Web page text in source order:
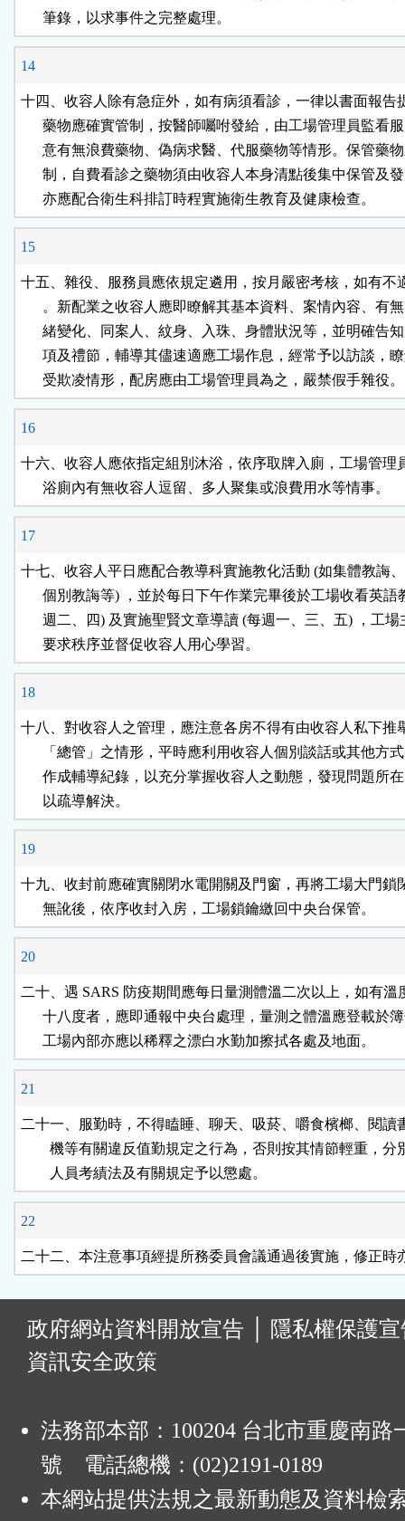
      筆錄，以求事件之完整處理。
14
十四、收容人除有急症外，如有病須看診，一律以書面報告
藥物應確實管制，按醫師囑咐發給，由工場管理員監看
意有無浪費藥物、偽病求醫、代服藥物等情形。保管藥
制，自費看診之藥物須由收容人本身清點後集中保管及
      亦應配合衛生科排訂時程實施衛生教育及健康檢查。
15
十五、雜役、服務員應依規定遴用，按月嚴密考核，如有不
。新配業之收容人應即瞭解其基本資料、案情內容、有
緒變化、同案人、紋身、入珠、身體狀況等，並明確告
項及禮節，輔導其儘速適應工場作息，經常予以訪談，
      受欺凌情形，配房應由工場管理員為之，嚴禁假手雜役。
16
十六、收容人應依指定組別沐浴，依序取牌入廁，工場管理
      浴廁內有無收容人逗留、多人聚集或浪費用水等情事。
17
十七、收容人平日應配合教導科實施教化活動 (如集體教誨
個別教誨等) ，並於每日下午作業完畢後於工場收看英語
週二、四) 及實施聖賢文章導讀 (每週一、三、五) ，工
      要求秩序並督促收容人用心學習。
18
十八、對收容人之管理，應注意各房不得有由收容人私下推
「總管」之情形，平時應利用收容人個別談話或其他方
作成輔導紀錄，以充分掌握收容人之動態，發現問題所
      以疏導解決。
19
十九、收封前應確實關閉水電開關及門窗，再將工場大門鎖
      無訛後，依序收封入房，工場鎖鑰繳回中央台保管。
20
二十、遇 SARS 防疫期間應每日量測體溫二次以上，如有溫
十八度者，應即通報中央台處理，量測之體溫應登載於
      工場內部亦應以稀釋之漂白水勤加擦拭各處及地面。
21
二十一、服勤時，不得瞌睡、聊天、吸菸、嚼食檳榔、閱讀
機等有關違反值勤規定之行為，否則按其情節輕重，分
        人員考績法及有關規定予以懲處。
22
二十二、本注意事項經提所務委員會議通過後實施，修正時
政府網站資料開放宣告
隱私權保護
資訊安全政策
法務部本部：100204 台北市重慶南路
號 電話總機：(02)2191-0189
本網站提供法規之最新動態及資料檢